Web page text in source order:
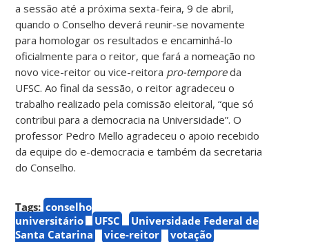
a sessão até a próxima sexta-feira, 9 de abril,
quando o Conselho deverá reunir-se novamente
para homologar os resultados e encaminhá-lo
oficialmente para o reitor, que fará a nomeação no
novo vice-reitor ou vice-reitora pro-temporeda
UFSC. Ao final da sessão, o reitor agradeceu o
trabalho realizado pela comissão eleitoral, “que só
contribui para a democracia na Universidade”. O
professor Pedro Mello agradeceu o apoio recebido
da equipe do e-democracia e também da secretaria
do Conselho.
Tags: conselho
universitário
UFSC
Universidade Federal de
Santa Catarina
vice-reitor votação